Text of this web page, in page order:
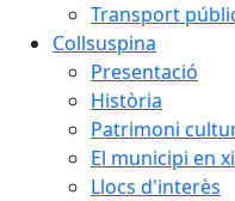
Transport
Collsuspina
Presentació
Història
Patrimoni
El municipi en
Llocs d'interès